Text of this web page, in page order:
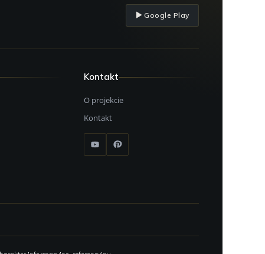
Google Play
Kontakt
O projekcie
Kontakt